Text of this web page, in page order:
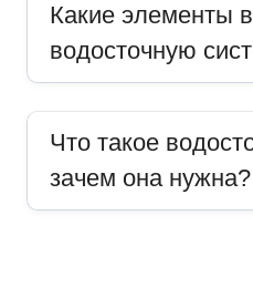
Какие элементы
водосточную
Что такое
зачем она нужна?